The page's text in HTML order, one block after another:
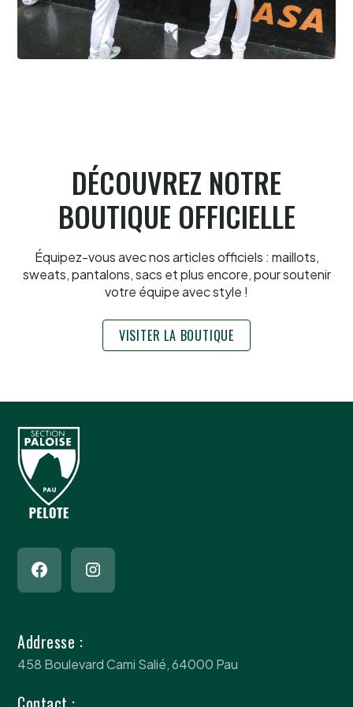
DÉCOUVREZ NOTRE
BOUTIQUE OFFICIELLE
Équipez-vous avec nos articles officiels : maillots,
sweats, pantalons, sacs et plus encore, pour soutenir
votre équipe avec style !
VISITER LA BOUTIQUE
Addresse :
458 Boulevard Cami Salié, 64000 Pau